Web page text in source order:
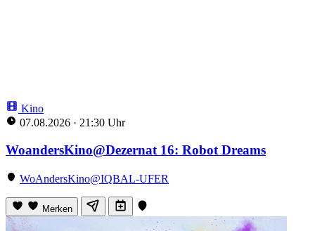
Kino
07.08.2026 · 21:30 Uhr
WoandersKino@Dezernat 16: Robot Dreams
WoAndersKino@IQBAL-UFER
Merken